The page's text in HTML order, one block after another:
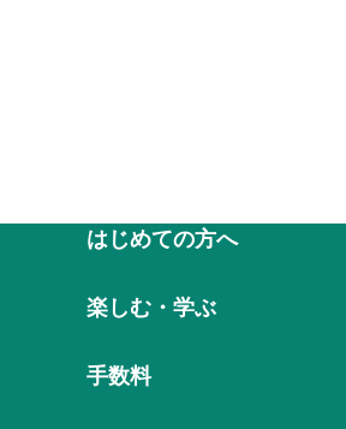
はじめての方へ
楽しむ・学ぶ
手数料